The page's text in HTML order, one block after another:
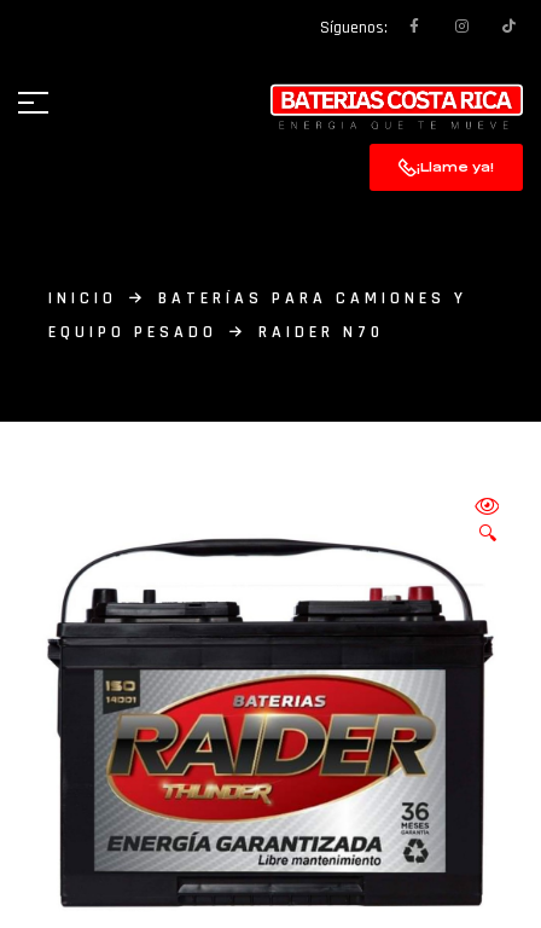
Síguenos:
¡Llame ya!
INICIO
BATERÍAS PARA CAMIONES Y
EQUIPO PESADO
RAIDER N70
🔍